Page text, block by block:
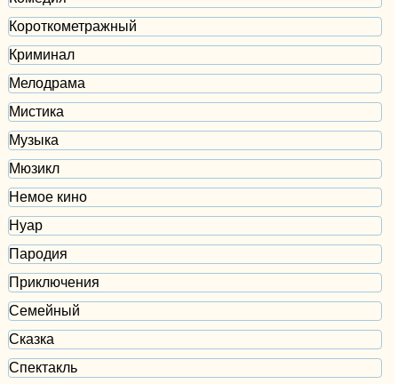
Короткометражный
Криминал
Мелодрама
Мистика
Музыка
Мюзикл
Немое кино
Нуар
Пародия
Приключения
Семейный
Сказка
Спектакль